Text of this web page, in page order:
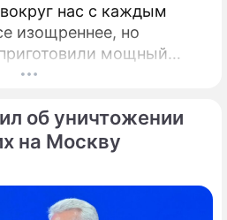
нас с каждым
изощреннее, но
мощный
С 14 по 25 августа
в ключевую точку
кто хочет грамотно
деньгами.
об уничтожении
на Москву